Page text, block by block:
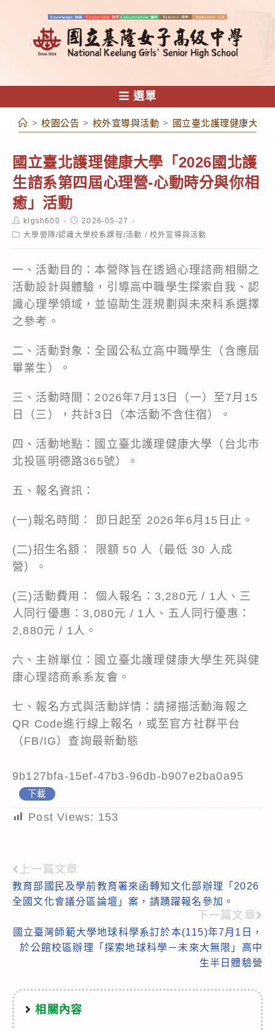
容
選單
> 校園公告 > 校外宣導與活動 > 國立臺北護理健康大學
國立臺北護理健康大學「2026國北護
生諮系第四屆心理營-心動時分與你相
癒」活動
Post
author:
klgsh600
Post
published:
2026-05-27
Post大學營隊/認識大學校系課程/活動 / 校外宣導與活動
一、活動目的：本營隊旨在透過心理諮商相關之
活動設計與體驗，引導高中職學生探索自我、認
識心理學領域，並協助生涯規劃與未來科系選擇
之參考。
二、活動對象：全國公私立高中職學生（含應屆
畢業生）。
三、活動時間：2026年7月13日（一）至7月15
日（三），共計3日（本活動不含住宿）。
四、活動地點：國立臺北護理健康大學（台北市
北投區明德路365號）。
五、報名資訊：
(一)報名時間： 即日起至 2026年6月15日止。
(二)招生名額： 限額 50 人（最低 30 人成
營）。
(三)活動費用： 個人報名：3,280元 / 1人、三
人同行優惠：3,080元 / 1人、五人同行優惠：
2,880元 / 1人。
六、主辦單位：國立臺北護理健康大學生死與健
康心理諮商系系友會。
七、報名方式與活動詳情：請掃描活動海報之
QR Code進行線上報名，或至官方社群平台
（FB/IG）查詢最新動態
9b127bfa-15ef-47b3-96db-b907e2ba0a95
下載
Post Views: 153
Read
more
上一篇文章
教育部國民及學前教育署來函轉知文化部辦理「2026
全國文化會議分區論壇」案，請踴躍報名參加。
下一篇文章
國立臺灣師範大學地球科學系訂於本(115)年7月1日，
於公館校區辦理「探索地球科學－未來大無限」高中
生半日體驗營
相關內容